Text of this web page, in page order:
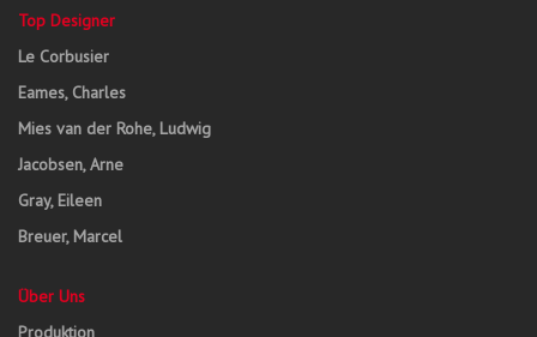
Top Designer
Le Corbusier
Eames, Charles
Mies van der Rohe, Ludwig
Jacobsen, Arne
Gray, Eileen
Breuer, Marcel
Über Uns
Produktion